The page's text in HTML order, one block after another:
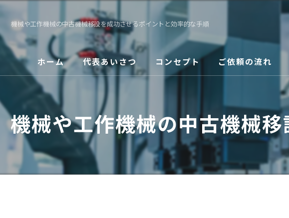
機械や工作機械の中古機械移設を成功させるポイントと効率的な手順
ホーム 代表あいさつ コンセプト ご依頼の流れ
機械や工作機械の中古機械